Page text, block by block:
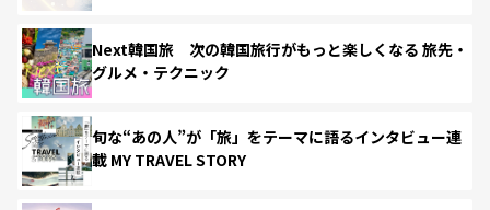
Next韓国旅 次の韓国旅行がもっと楽しくなる 旅先・
グルメ・テクニック
旬な“あの人”が「旅」をテーマに語るインタビュー連
載 MY TRAVEL STORY